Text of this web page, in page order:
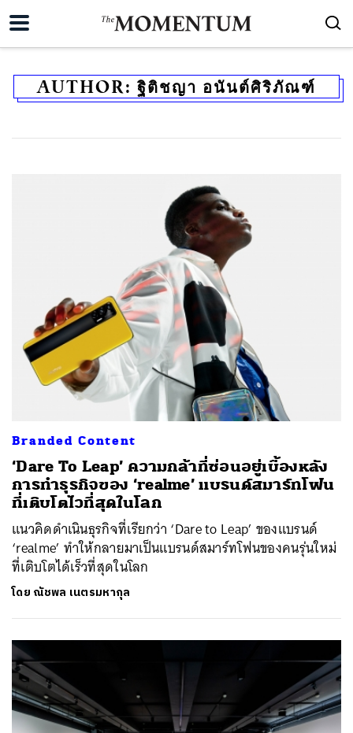
AUTHOR: ฐิติชญา อนันต์ศิริภัณฑ์
Branded Content
‘Dare To Leap’ ความกล้าที่ซ่อนอยู่เบื้องหลัง
การทำธุรกิจของ ‘realme’ แบรนด์สมาร์ทโฟน
ที่เติบโตไวที่สุดในโลก
แนวคิดดำเนินธุรกิจที่เรียกว่า ‘Dare to Leap’ ของแบรนด์
‘realme’ ทำให้กลายมาเป็นแบรนด์สมาร์ทโฟนของคนรุ่นใหม่
ที่เติบโตได้เร็วที่สุดในโลก
โดย ณัชพล เนตรมหากุล